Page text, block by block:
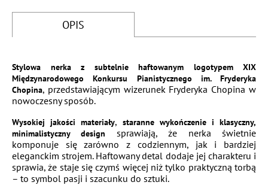
OPIS
Stylowa nerka z subtelnie haftowanym logotypem XIX
Międzynarodowego Konkursu Pianistycznego im. Fryderyka
Chopina, przedstawiającym wizerunek Fryderyka Chopina w
nowoczesny sposób.
Wysokiej jakości materiały, staranne wykończenie i klasyczny,
minimalistyczny design
sprawiają, że nerka świetnie
komponuje się zarówno z codziennym, jak i bardziej
eleganckim strojem. Haftowany detal dodaje jej charakteru i
sprawia, że staje się czymś więcej niż tylko praktyczną torbą
– to symbol pasji i szacunku do sztuki.